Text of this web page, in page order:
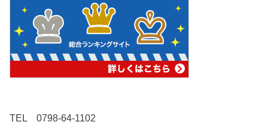
TEL 0798-64-1102